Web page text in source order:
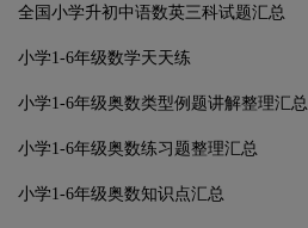
全国小学升初中语数英三科试题汇总
小学1-6年级数学天天练
小学1-6年级奥数类型例题讲解整理汇总
小学1-6年级奥数练习题整理汇总
小学1-6年级奥数知识点汇总